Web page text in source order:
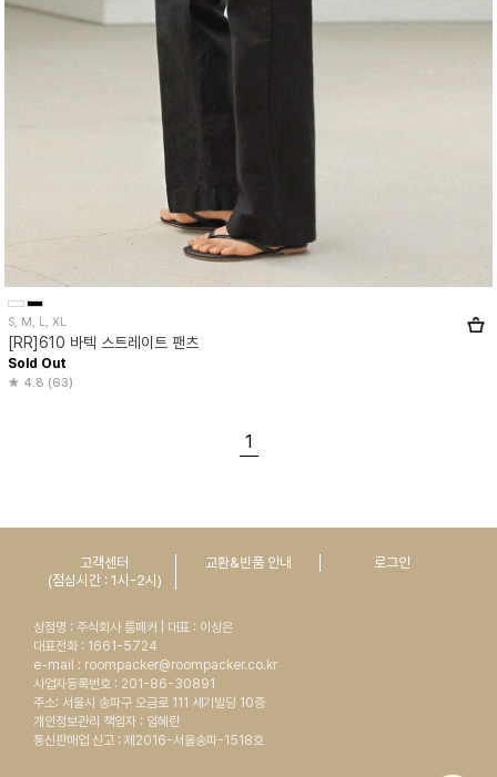
S, M, L, XL
[RR]610 바텍 스트레이트 팬츠
Sold Out
4.8 (63)
1
고객센터
(점심시간 : 1시-2시)
교환&반품 안내 로그인
상점명 : 주식회사 룸페커 | 대표 : 이상은
대표전화 : 1661-5724
e-mail : roompacker@roompacker.co.kr
사업자등록번호 : 201-86-30891
주소: 서울시 송파구 오금로 111 세기빌딩 10층
개인정보관리 책임자 : 임혜란
통신판매업 신고 : 제2016-서울송파-1518호